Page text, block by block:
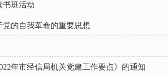
书班活动
的自我革命的重要思想
年市经信局机关党建工作要点》的通知